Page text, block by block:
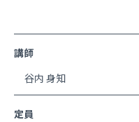
講師
谷内 身知
定員